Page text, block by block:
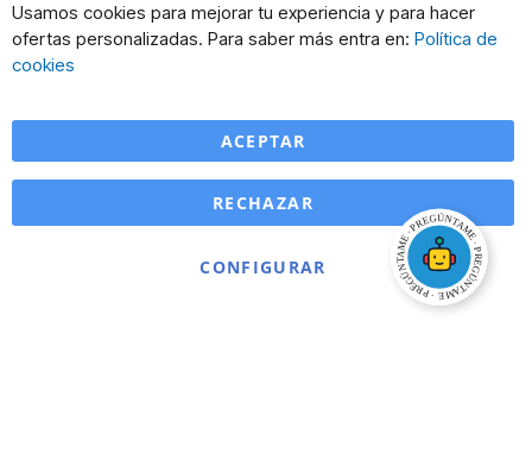
Usamos cookies para mejorar tu experiencia y para hacer
ofertas personalizadas. Para saber más entra en: Política de
cookies
ACEPTAR
CONFIGURAR
RECHAZAR